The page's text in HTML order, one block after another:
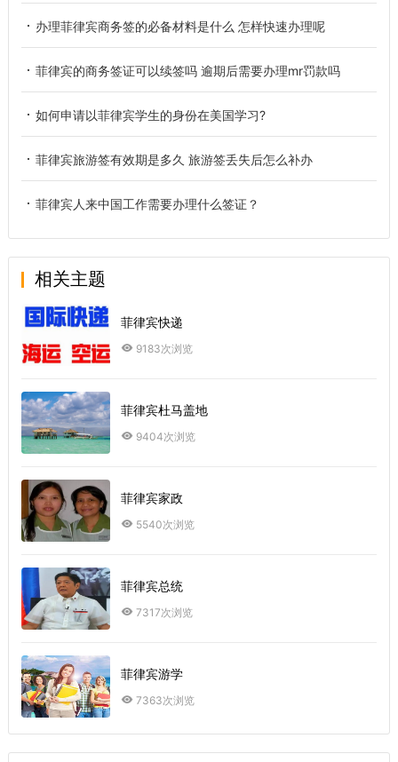
办理菲律宾商务签的必备材料是什么 怎样快速办理呢
菲律宾的商务签证可以续签吗 逾期后需要办理mr罚款吗
如何申请以菲律宾学生的身份在美国学习?
菲律宾旅游签有效期是多久 旅游签丢失后怎么补办
菲律宾人来中国工作需要办理什么签证？
相关主题
菲律宾快递
9183次浏览
菲律宾杜马盖地
9404次浏览
菲律宾家政
5540次浏览
菲律宾总统
7317次浏览
菲律宾游学
7363次浏览